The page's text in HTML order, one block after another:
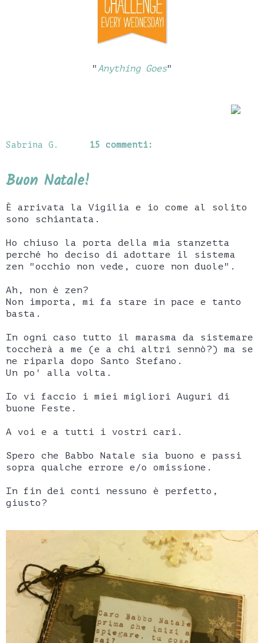
"Anything Goes"
Sabrina G. 15 commenti:
Buon Natale!
È arrivata la Vigilia e io come al solito
sono schiantata.
Ho chiuso la porta della mia stanzetta
perché ho deciso di adottare il sistema
zen "occhio non vede, cuore non duole".
Ah, non è zen?
Non importa, mi fa stare in pace e tanto
basta.
In ogni caso tutto il marasma da sistemare
toccherà a me (e a chi altri sennò?) ma se
ne riparla dopo Santo Stefano.
Un po' alla volta.
Io vi faccio i miei migliori Auguri di
buone Feste.
A voi e a tutti i vostri cari.
Spero che Babbo Natale sia buono e passi
sopra qualche errore e/o omissione.
In fin dei conti nessuno è perfetto,
giusto?